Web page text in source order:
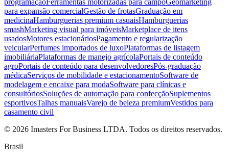
programaçãoFerramentas motorizadas para campoGeomarketing
para expansão comercialGestão de frotasGraduação em
medicinaHamburguerias premium casuaisHamburguerias
smashMarketing visual para imóveisMarketplace de itens
usadosMotores estacionáriosPagamento e regularização
veicularPerfumes importados de luxoPlataformas de listagem
imobiliáriaPlataformas de manejo agrícolaPortais de conteúdo
agroPortais de conteúdo para desenvolvedoresPós-graduação
médicaServiços de mobilidade e estacionamentoSoftware de
modelagem e encaixe para modaSoftware para clínicas e
consultóriosSoluções de automação para confecçãoSuplementos
esportivosTalhas manuaisVarejo de beleza premiumVestidos para
casamento civil
© 2026 Imasters For Business LTDA. Todos os direitos reservados.
Brasil